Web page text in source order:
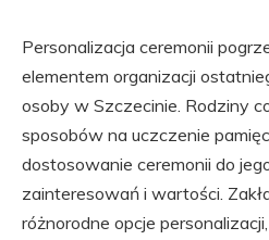
Personalizacja ceremonii
elementem organizacji
osoby w Szczecinie. Rodziny
sposobów na uczczenie
dostosowanie ceremonii do
zainteresowań i wartości.
różnorodne opcje